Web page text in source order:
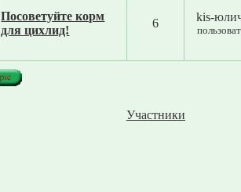
Посоветуйте корм
для цихлид!
6 kis-
Участники